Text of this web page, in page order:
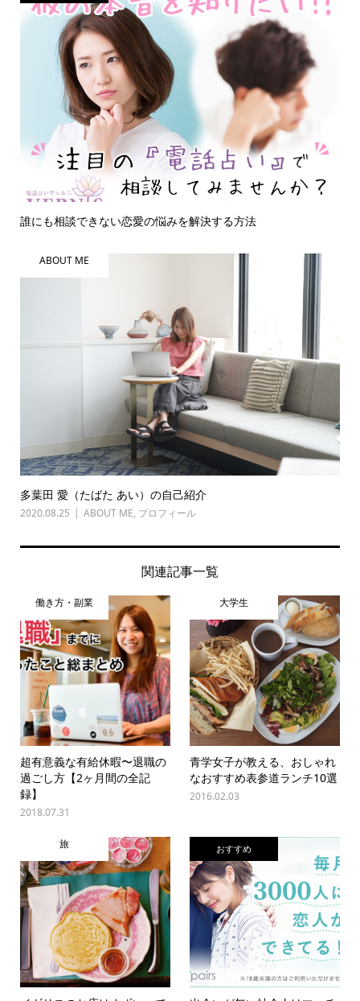
誰にも相談できない恋愛の悩みを解決する方法
ABOUT ME
多葉田 愛（たばた あい）の自己紹介
2020.08.25 ABOUT ME, プロフィール
関連記事一覧
働き方・副業
超有意義な有給休暇〜退職の
過ごし方【2ヶ月間の全記
録】
2018.07.31
大学生
青学女子が教える、おしゃれ
なおすすめ表参道ランチ10選
2016.02.03
旅 おすすめ